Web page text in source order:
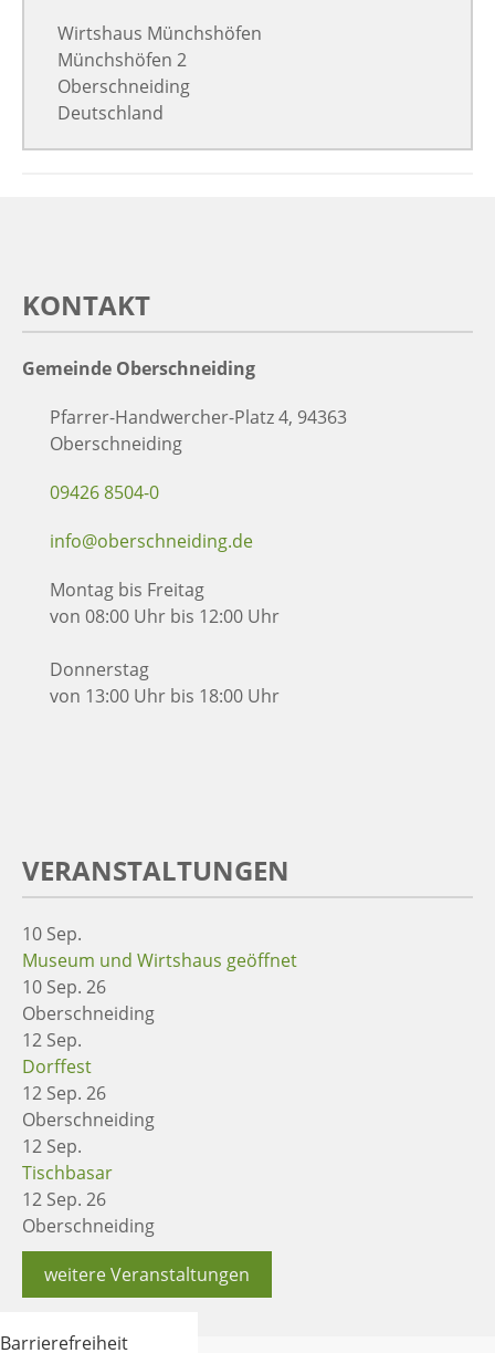
Wirtshaus Münchshöfen
Münchshöfen 2
Oberschneiding
Deutschland
KONTAKT
Gemeinde Oberschneiding
Pfarrer-Handwercher-Platz 4, 94363
Oberschneiding
09426 8504-0
info@oberschneiding.de
Montag bis Freitag
von 08:00 Uhr bis 12:00 Uhr
Donnerstag
von 13:00 Uhr bis 18:00 Uhr
VERANSTALTUNGEN
10 Sep.
Museum und Wirtshaus geöffnet
10 Sep. 26
Oberschneiding
12 Sep.
Dorffest
12 Sep. 26
Oberschneiding
12 Sep.
Tischbasar
12 Sep. 26
Oberschneiding
weitere Veranstaltungen
Barrierefreiheit